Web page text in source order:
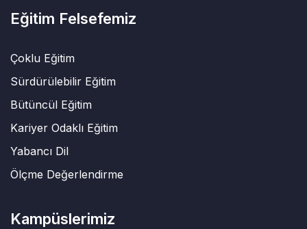
Eğitim Felsefemiz
Çoklu Eğitim
Sürdürülebilir Eğitim
Bütüncül Eğitim
Kariyer Odaklı Eğitim
Yabancı Dil
Ölçme Değerlendirme
Kampüslerimiz